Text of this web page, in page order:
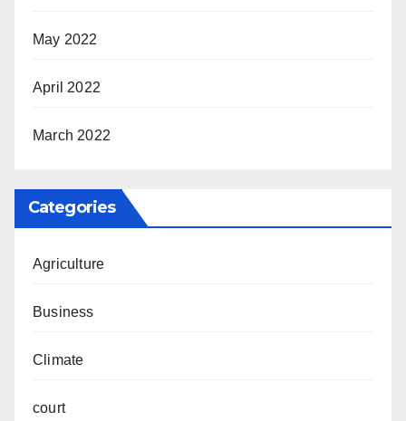
May 2022
April 2022
March 2022
Categories
Agriculture
Business
Climate
court